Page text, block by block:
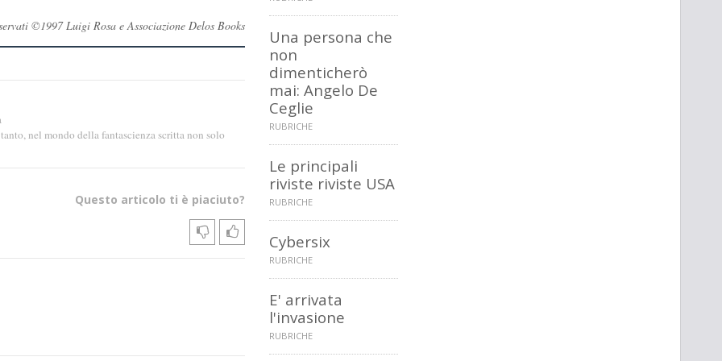
©1997 Luigi Rosa e Associazione Delos Books
nel mondo della fantascienza scritta non solo
Questo articolo ti è piaciuto?
Una persona che
non
dimenticherò
mai: Angelo De
Ceglie
RUBRICHE
Le principali
riviste riviste USA
RUBRICHE
Cybersix
RUBRICHE
E' arrivata
l'invasione
RUBRICHE